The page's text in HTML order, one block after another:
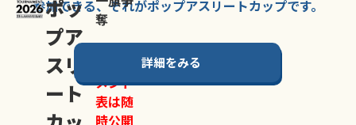
ポッ
プア
スリ
ート
奪
メント
表は随
時公開
参加できる、それがポップアスリートカップです。
詳細をみる